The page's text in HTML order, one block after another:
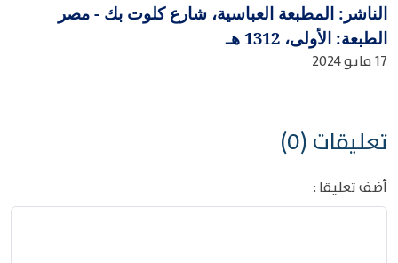
الناشر: المطبعة العباسية، شارع كلوت بك - مصر
الطبعة: الأولى، 1312 هـ
17 مايو 2024
تعليقات (0)
أضف تعليقا :